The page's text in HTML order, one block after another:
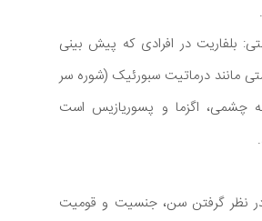
بلفاریت در افرادی که پیش بینی
مانند درماتیت سبورئیک (شوره سر
چشمی، اگزما و پسوریازیس است
نظر گرفتن سن، جنسیت و قومیت